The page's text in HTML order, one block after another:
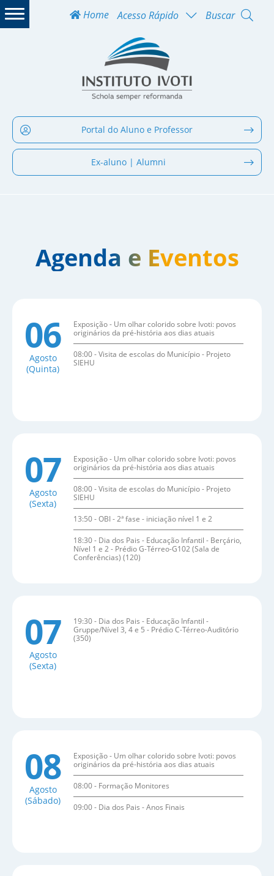
Home Acesso Rápido Buscar
Portal do Aluno e Professor
Ex-aluno | Alumni
Agenda e Eventos
06
Agosto
(Quinta)
Exposição - Um olhar colorido sobre Ivoti: povos
originários da pré-história aos dias atuais
08:00 - Visita de escolas do Município - Projeto
SIEHU
07
Agosto
(Sexta)
Exposição - Um olhar colorido sobre Ivoti: povos
originários da pré-história aos dias atuais
08:00 - Visita de escolas do Município - Projeto
SIEHU
13:50 - OBI - 2ª fase - iniciação nível 1 e 2
18:30 - Dia dos Pais - Educação Infantil - Berçário,
Nível 1 e 2 - Prédio G-Térreo-G102 (Sala de
Conferências) (120)
07
Agosto
(Sexta)
19:30 - Dia dos Pais - Educação Infantil -
Gruppe/Nível 3, 4 e 5 - Prédio C-Térreo-Auditório
(350)
08
Agosto
(Sábado)
Exposição - Um olhar colorido sobre Ivoti: povos
originários da pré-história aos dias atuais
08:00 - Formação Monitores
09:00 - Dia dos Pais - Anos Finais